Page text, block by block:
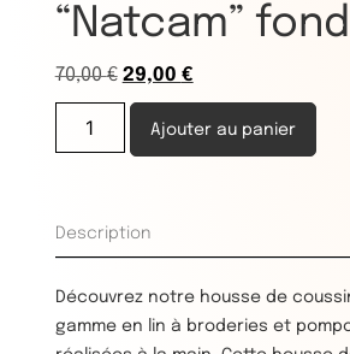
“Natcam”
70,00€ 29,00 €
Ajouter au panier
Description
Découvrez notre housse de
gamme en lin à broderies et